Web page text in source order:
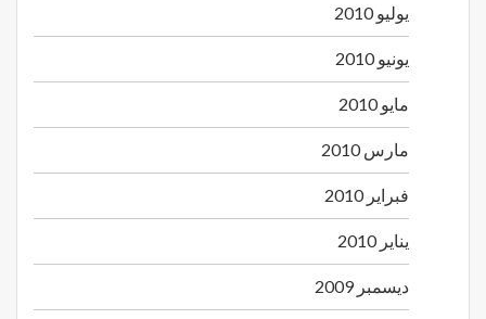
يوليو 2010
يونيو 2010
مايو 2010
مارس 2010
فبراير 2010
يناير 2010
ديسمبر 2009